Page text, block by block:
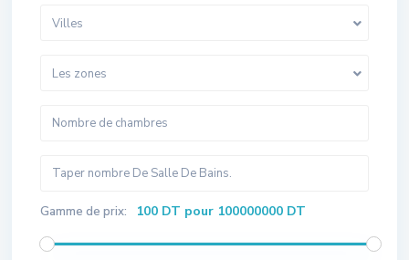
Villes
Les zones
Gamme de prix: 100 DT pour 100000000 DT